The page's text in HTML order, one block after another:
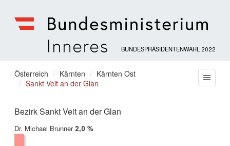
für
Inneres
BUNDESPRÄSIDENTENWAHL 2022
Sie
befinden
hier:
Österreich Kärnten
Kärnten Ost
Sankt Veit an der Glan
Bezirk Sankt Veit an der Glan
Dr. Michael Brunner 2022:
2,0 %